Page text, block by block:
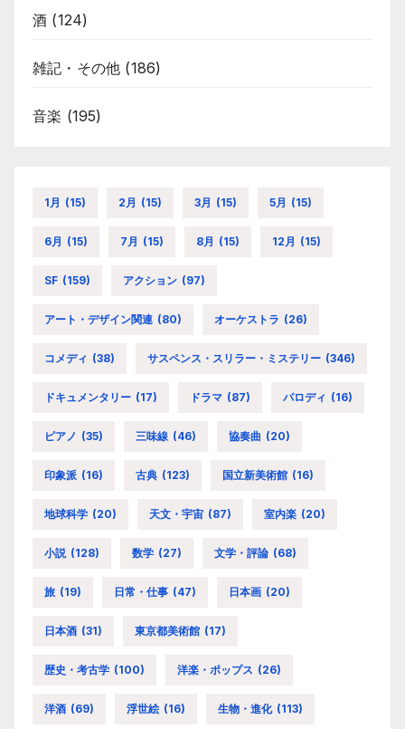
酒 (124)
雑記・その他 (186)
音楽 (195)
1月 (15) 2月 (15) 3月 (15) 5月 (15)
6月 (15) 7月 (15) 8月 (15) 12月 (15)
SF (159) アクション (97)
アート・デザイン関連 (80) オーケストラ (26)
コメディ (38) サスペンス・スリラー・ミステリー (346)
ドキュメンタリー (17) ドラマ (87) パロディ (16)
ピアノ (35) 三味線 (46) 協奏曲 (20)
印象派 (16) 古典 (123) 国立新美術館 (16)
地球科学 (20) 天文・宇宙 (87) 室内楽 (20)
小説 (128) 数学 (27) 文学・評論 (68)
旅 (19) 日常・仕事 (47) 日本画 (20)
日本酒 (31) 東京都美術館 (17)
歴史・考古学 (100) 洋楽・ポップス (26)
洋酒 (69) 浮世絵 (16) 生物・進化 (113)